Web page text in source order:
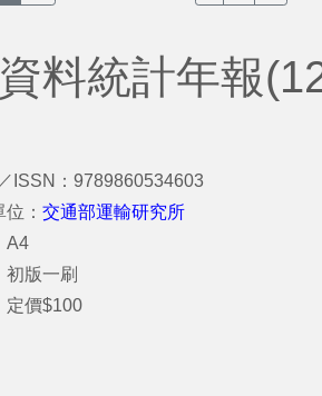
料統計年報
ISSN：9789860534603
位：交通部運輸研究所
A4
初版一刷
定價$100